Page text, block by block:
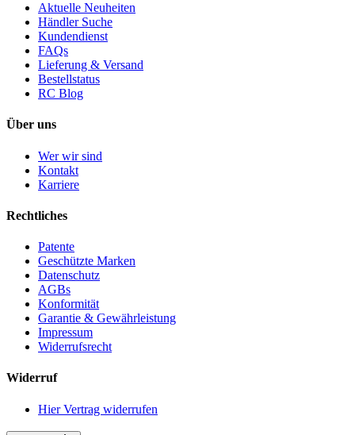
Aktuelle Neuheiten
Händler Suche
Kundendienst
FAQs
Lieferung & Versand
Bestellstatus
RC Blog
Über uns
Wer wir sind
Kontakt
Karriere
Rechtliches
Patente
Geschützte Marken
Datenschutz
AGBs
Konformität
Garantie & Gewährleistung
Impressum
Widerrufsrecht
Widerruf
Hier Vertrag widerrufen